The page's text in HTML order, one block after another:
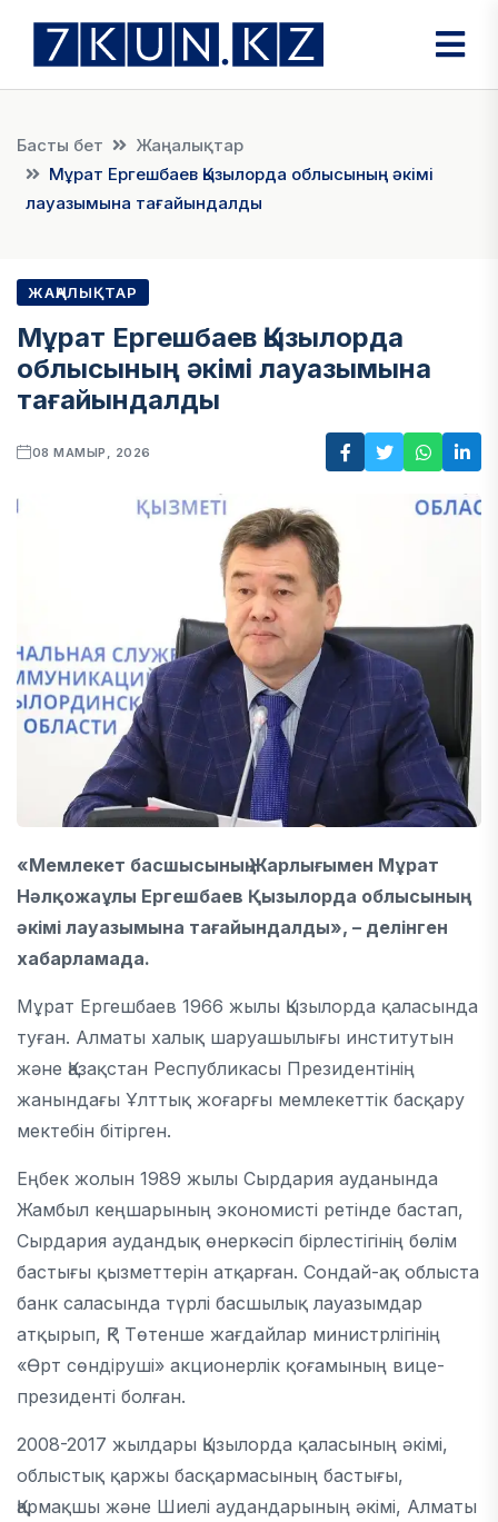
Басты бет
Жаңалықтар
Мұрат Ергешбаев Қызылорда облысының әкімі
лауазымына тағайындалды
ЖАҢАЛЫҚТАР
Мұрат Ергешбаев Қызылорда
облысының әкімі лауазымына
тағайындалды
08 МАМЫР, 2026
«Мемлекет басшысының Жарлығымен Мұрат
Нәлқожаұлы Ергешбаев Қызылорда облысының
әкімі лауазымына тағайындалды», – делінген
хабарламада.
Мұрат Ергешбаев 1966 жылы Қызылорда қаласында
туған. Алматы халық шаруашылығы институтын
және Қазақстан Республикасы Президентінің
жанындағы Ұлттық жоғарғы мемлекеттік басқару
мектебін бітірген.
Еңбек жолын 1989 жылы Сырдария ауданында
Жамбыл кеңшарының экономисті ретінде бастап,
Сырдария аудандық өнеркәсіп бірлестігінің бөлім
бастығы қызметтерін атқарған. Сондай-ақ облыста
банк саласында түрлі басшылық лауазымдар
атқырып, ҚР Төтенше жағдайлар министрлігінің
«Өрт сөндіруші» акционерлік қоғамының вице-
президенті болған.
2008-2017 жылдары Қызылорда қаласының әкімі,
облыстық қаржы басқармасының бастығы,
Қармақшы және Шиелі аудандарының әкімі, Алматы